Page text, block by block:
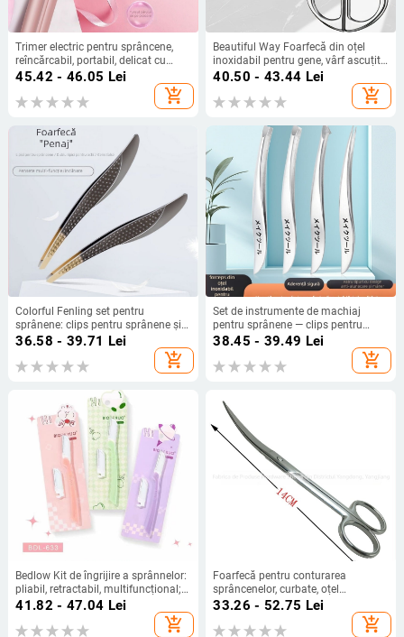
Trimer electric pentru sprâncene,
reîncărcabil, portabil, delicat cu
pielea
45.42 - 46.05 Lei
add_shopping_cart
Beautiful Way Foarfecă din oțel
inoxidabil pentru gene, vârf ascuțit,
cap rotund, foarfecă mică pentru
sprâncene și trimer pentru păr
nasal – unealtă de frumusețe
40.50 - 43.44 Lei
add_shopping_cart
Colorful Fenling set pentru
sprânene: clips pentru sprânene și
pensetă, oțel inoxidabil, vârfuri
sprânenelor și a genelor
36.58 - 39.71 Lei
add_shopping_cart
Set de instrumente de machiaj
pentru sprânene — clips pentru
sprânene din oțel inoxidabil
38.45 - 39.49 Lei
add_shopping_cart
Bedlow Kit de îngrijire a sprânnelor:
pliabil, retractabil, multifuncțional;
trimmer pentru sprânene, foarfă
pentru sprânene, clemă pentru
sprânene
41.82 - 47.04 Lei
add_shopping_cart
Foarfecă pentru conturarea
sprâncenelor, curbate, oțel
inoxidabil, vârf ascuțit
33.26 - 52.75 Lei
add_shopping_cart